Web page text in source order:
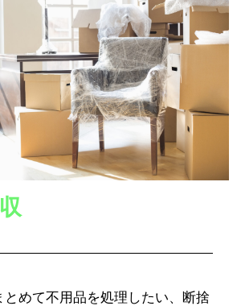
とめて不用品を処理したい、断捨